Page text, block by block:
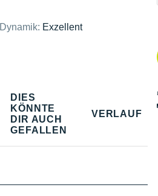
Dynamik: Exzellent
DIES
KÖNNTE
DIR AUCH
GEFALLEN
VERLAUF